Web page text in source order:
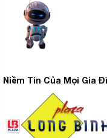
Niềm Tin Của Mọi Gia